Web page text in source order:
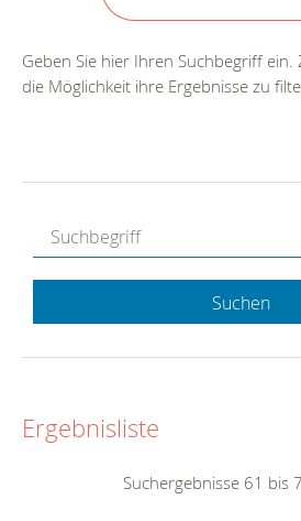
Geben Sie hier Ihren Suchbegriff ein.
die Möglichkeit ihre Ergebnisse zu
Suchen
Ergebnisliste
Suchergebnisse 61 bis